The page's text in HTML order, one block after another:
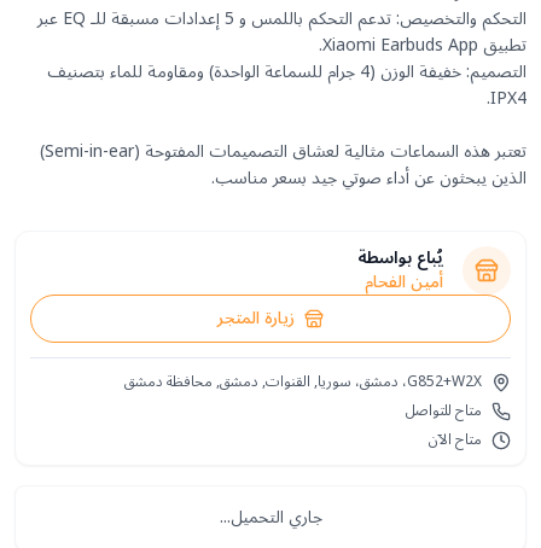
التحكم والتخصيص: تدعم التحكم باللمس و 5 إعدادات مسبقة للـ EQ عبر
التصميم: خفيفة الوزن (4 جرام للسماعة الواحدة) ومقاومة للماء بتصنيف
تعتبر هذه السماعات مثالية لعشاق التصميمات المفتوحة (Semi-in-ear)
الذين يبحثون عن أداء صوتي جيد بسعر مناسب.
يُباع بواسطة
أمين الفحام
زيارة المتجر
G852+W2X، دمشق، سوريا, القنوات, دمشق, محافظة دمشق‎
متاح للتواصل
متاح الآن
جاري التحميل...